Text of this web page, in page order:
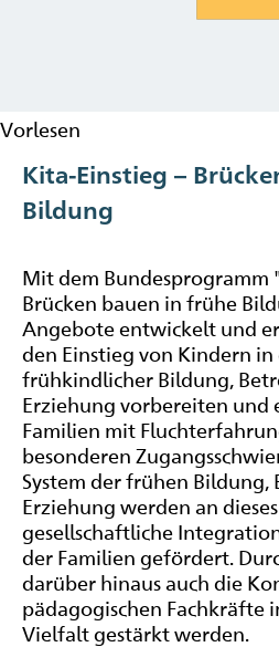
Vorlesen
Kita-Einstieg –
Bildung
Mit dem Bundesprogramm
Brücken bauen in frühe
Angebote entwickelt und
den Einstieg von Kindern in
frühkindlicher Bildung,
Erziehung vorbereiten und
Familien mit
besonderen
System der frühen Bildung,
Erziehung werden an
gesellschaftliche
der Familien gefördert.
darüber hinaus auch die
pädagogischen Fachkräfte
Vielfalt gestärkt werden.